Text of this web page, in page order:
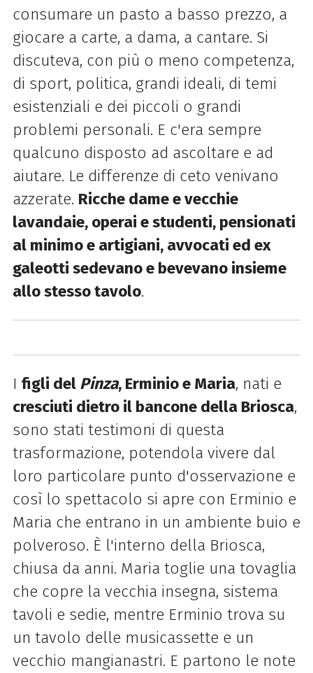
consumare un pasto a basso prezzo, a
giocare a carte, a dama, a cantare. Si
discuteva, con più o meno competenza,
di sport, politica, grandi ideali, di temi
esistenziali e dei piccoli o grandi
problemi personali. E c'era sempre
qualcuno disposto ad ascoltare e ad
aiutare. Le differenze di ceto venivano
azzerate. Ricche dame e vecchie
lavandaie, operai e studenti, pensionati
al minimo e artigiani, avvocati ed ex
galeotti sedevano e bevevano insieme
allo stesso tavolo.
I figli del Pinza, Erminio e Maria, nati e
cresciuti dietro il bancone della Briosca,
sono stati testimoni di questa
trasformazione, potendola vivere dal
loro particolare punto d'osservazione e
così lo spettacolo si apre con Erminio e
Maria che entrano in un ambiente buio e
polveroso. È l'interno della Briosca,
chiusa da anni. Maria toglie una tovaglia
che copre la vecchia insegna, sistema
tavoli e sedie, mentre Erminio trova su
un tavolo delle musicassette e un
vecchio mangianastri. E partono le note